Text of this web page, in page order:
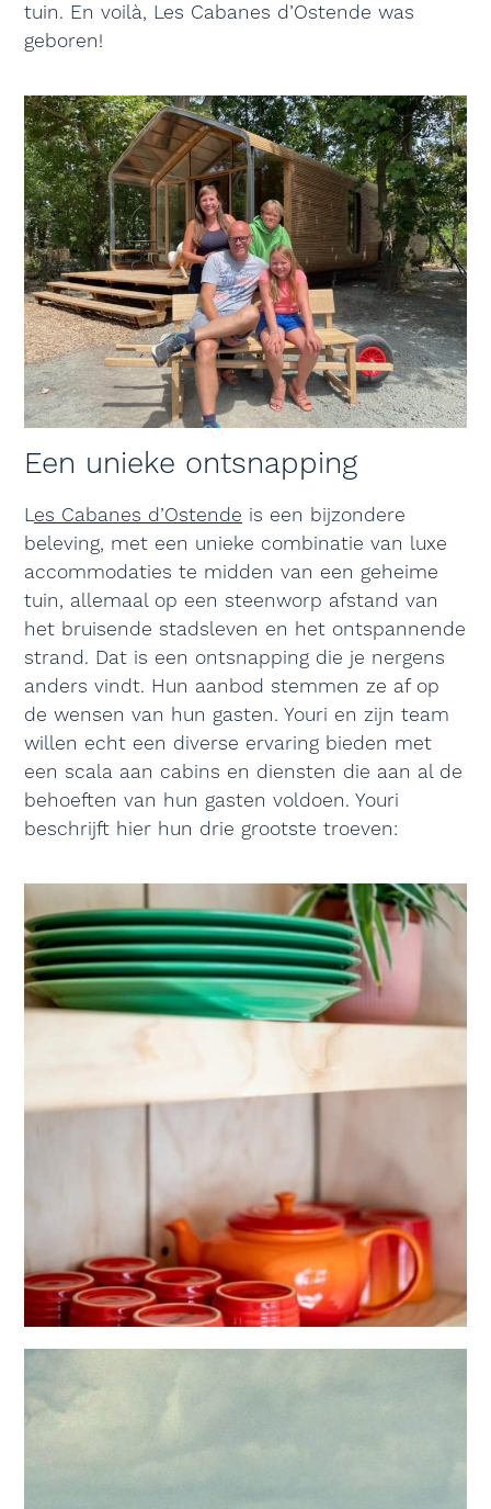
tuin. En voilà, Les Cabanes d’Ostende was
geboren!
Een unieke ontsnapping
Les Cabanes d’Ostende is een bijzondere
beleving, met een unieke combinatie van luxe
accommodaties te midden van een geheime
tuin, allemaal op een steenworp afstand van
het bruisende stadsleven en het ontspannende
strand. Dat is een ontsnapping die je nergens
anders vindt. Hun aanbod stemmen ze af op
de wensen van hun gasten. Youri en zijn team
willen echt een diverse ervaring bieden met
een scala aan cabins en diensten die aan al de
behoeften van hun gasten voldoen. Youri
beschrijft hier hun drie grootste troeven: